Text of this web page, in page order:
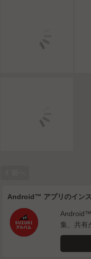
Android™ アプリのイン
Android™
集、共有